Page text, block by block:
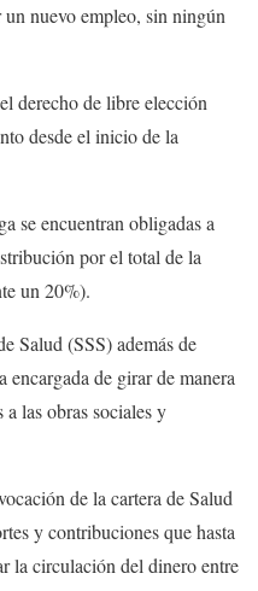
nuevo empleo, sin ningún
derecho de libre elección
desde el inicio de la
se encuentran obligadas a
por el total de la
un 20%).
Salud (SSS) además de
de girar de manera
las obras sociales y
de la cartera de Salud
y contribuciones que hasta
la circulación del dinero entre